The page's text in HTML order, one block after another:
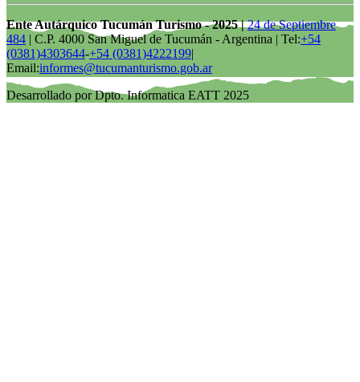
Ente Autárquico Tucumán Turismo - 2025 |24 de Septiembre
484 | C.P. 4000 San Miguel de Tucumán - Argentina | Tel:+54
(0381)4303644-+54 (0381)4222199|
Email:informes@tucumanturismo.gob.ar
Desarrollado por Dpto. Informatica EATT 2025